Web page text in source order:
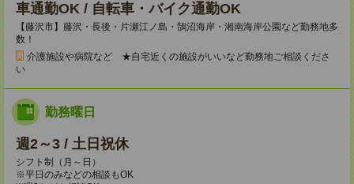
車通勤OK / 自転車・バイク通勤OK
【藤沢市】藤沢・長後・片瀬江ノ島・鵠沼海岸・湘南海岸公園など勤務地多
数！
介護施設や病院など ★自宅近くの施設がいいなど勤務地ご相談くださ
い
勤務曜日
週2～3 / 土日祝休
シフト制（月～日）
※平日のみなどの相談もOK